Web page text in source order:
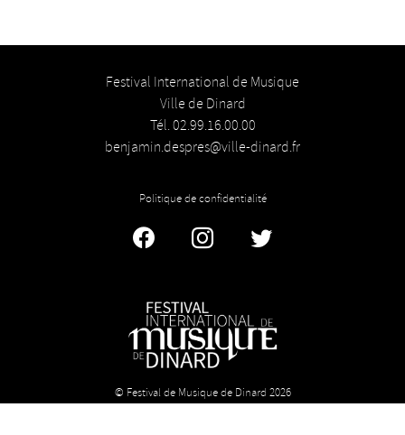
Festival International de Musique
Ville de Dinard
Tél. 02.99.16.00.00
benjamin.despres@ville-dinard.fr
Politique de confidentialité
FacebookInstagram
© Festival de Musique de Dinard 2026